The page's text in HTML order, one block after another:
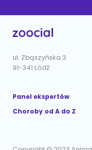
ul. Zbąszyńska 3
91-341 Łódź
Panel ekspertów
Choroby od A do Z